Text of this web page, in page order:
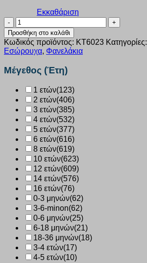
Εκκαθάριση
Φανελάκι
γυναικείο
μακρύ
μανίκι
Kota
μαυρο
KT6023
Προσθήκη στο καλάθι
Κωδικός προϊόντος: KT6023 Κατηγορίες:
Εσώρουχα, Φανελάκια
Μέγεθος (Έτη)
1 ετών(123)
2 ετών(406)
3 ετών(385)
4 ετών(532)
5 ετών(377)
6 ετών(616)
8 ετών(619)
10 ετών(623)
12 ετών(609)
14 ετών(576)
16 ετών(76)
0-3 μηνών(62)
3-6-minon(62)
0-6 μηνών(25)
6-18 μηνών(21)
18-36 μηνών(18)
3-4 ετών(17)
4-5 ετών(10)